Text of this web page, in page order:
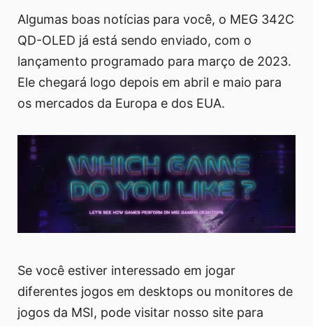
Algumas boas notícias para você, o MEG 342C
QD-OLED já está sendo enviado, com o
lançamento programado para março de 2023.
Ele chegará logo depois em abril e maio para
os mercados da Europa e dos EUA.
Se você estiver interessado em jogar
diferentes jogos em desktops ou monitores de
jogos da MSI, pode visitar nosso site para